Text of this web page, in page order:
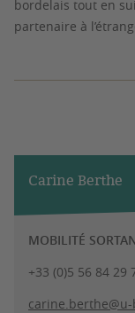
bordelais tout en
partenaire à
Carine Berthe
MOBILITÉ
+33 (0)5 56 84 29